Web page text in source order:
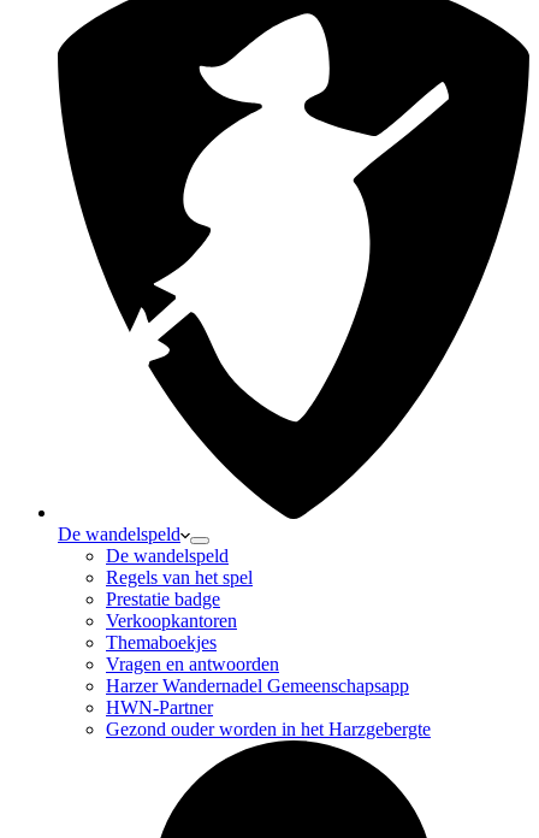
De wandelspeld
De wandelspeld
Regels van het spel
Prestatie badge
Verkoopkantoren
Themaboekjes
Vragen en antwoorden
Harzer Wandernadel Gemeenschapsapp
HWN-Partner
Gezond ouder worden in het Harzgebergte